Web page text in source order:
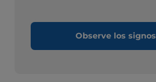
Observe los signos